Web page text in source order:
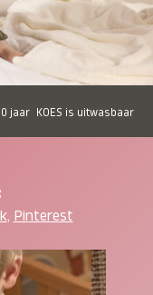
jaar KOES is uitwasbaar
, Pinterest